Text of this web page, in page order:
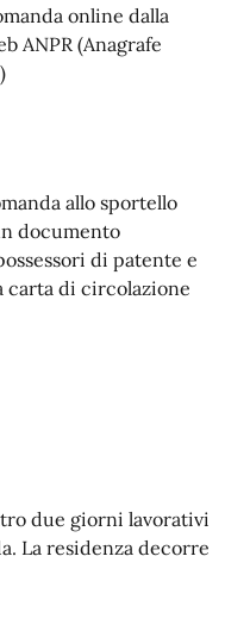
online dalla
ANPR (Anagrafe
allo sportello
documento
di patente e
carta di circolazione
due giorni lavorativi
La residenza decorre